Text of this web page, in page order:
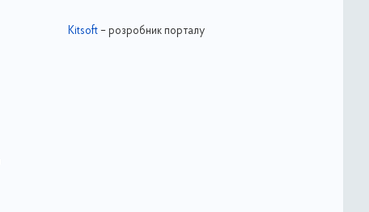
Kitsoft– розробник порталу